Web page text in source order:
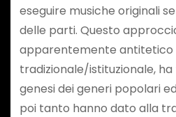
eseguire musiche originali
delle parti. Questo
apparentemente antitetico
tradizionale/istituzionale,
genesi dei generi popolari
poi tanto hanno dato alla